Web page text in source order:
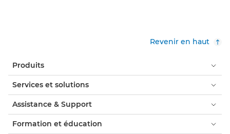
Revenir en haut
Produits
Services et solutions
Assistance & Support
Formation et éducation